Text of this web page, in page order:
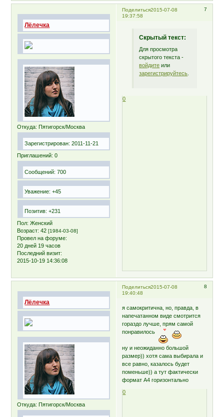
Поделиться 7
2015-07-08
19:37:58
Лёлечка
Откуда: Пятигорск/Москва
Зарегистрирован: 2011-11-21
Приглашений: 0
Сообщений: 700
Уважение: +45
Позитив: +231
Пол: Женский
Возраст: 42[1984-03-08]
Провел на форуме:
20 дней 19 часов
Последний визит:
2015-10-19 14:36:08
Скрытый текст:
Для просмотра
скрытого текста -
войдите или
зарегистрируйтесь
0
Поделиться 8
2015-07-08
19:40:48
Лёлечка
Откуда: Пятигорск/Москва
я самокритична, но, правда, в
напечатанном виде смотрится
гораздо лучше, прям самой
понравилось
ну и неожиданно большой
размер)) хотя сама выбирала и
все равно, казалось будет
поменьше)) а тут фактически
формат А4 горизонтально
0